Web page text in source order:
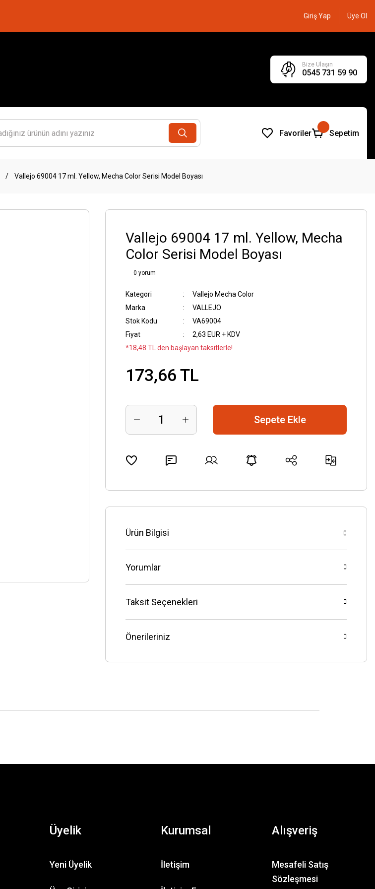
Giriş Yap Üye Ol
Bize Ulaşın
0545 731 59 90
Favoriler Sepetim
Vallejo 69004 17 ml. Yellow, Mecha Color Serisi Model Boyası
Vallejo 69004 17 ml. Yellow, Mecha
Color Serisi Model Boyası
0 yorum
Kategori
Vallejo Mecha Color
Marka
VALLEJO
Stok Kodu
VA69004
Fiyat
2,63 EUR + KDV
*18,48 TL den başlayan taksitlerle!
173,66 TL
Sepete Ekle
Ürün Bilgisi
Yorumlar
Taksit Seçenekleri
Önerileriniz
Üyelik
Yeni Üyelik
Kurumsal
İletişim
Alışveriş
Mesafeli Satış
Sözleşmesi